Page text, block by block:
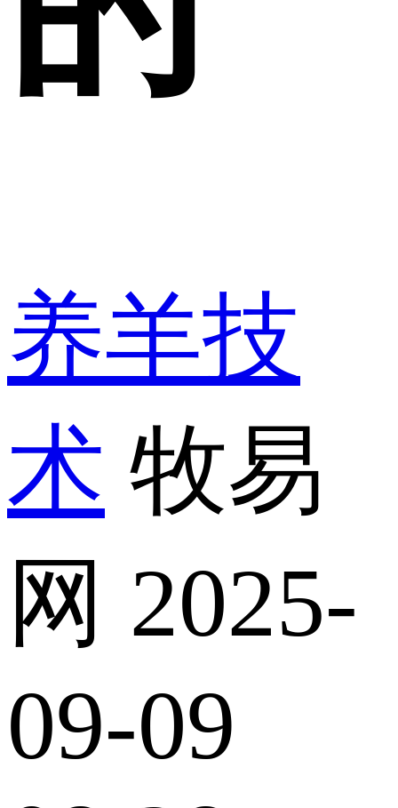
养羊技
术 牧易
网 2025-
09-09